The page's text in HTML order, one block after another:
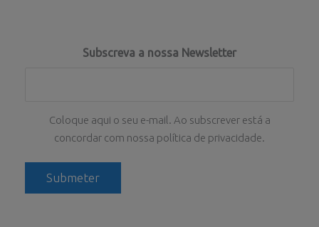
Subscreva a nossa Newsletter
Coloque aqui o seu e-mail. Ao subscrever está a
concordar com nossa política de privacidade.